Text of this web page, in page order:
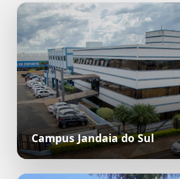
Campus Jandaia do Sul